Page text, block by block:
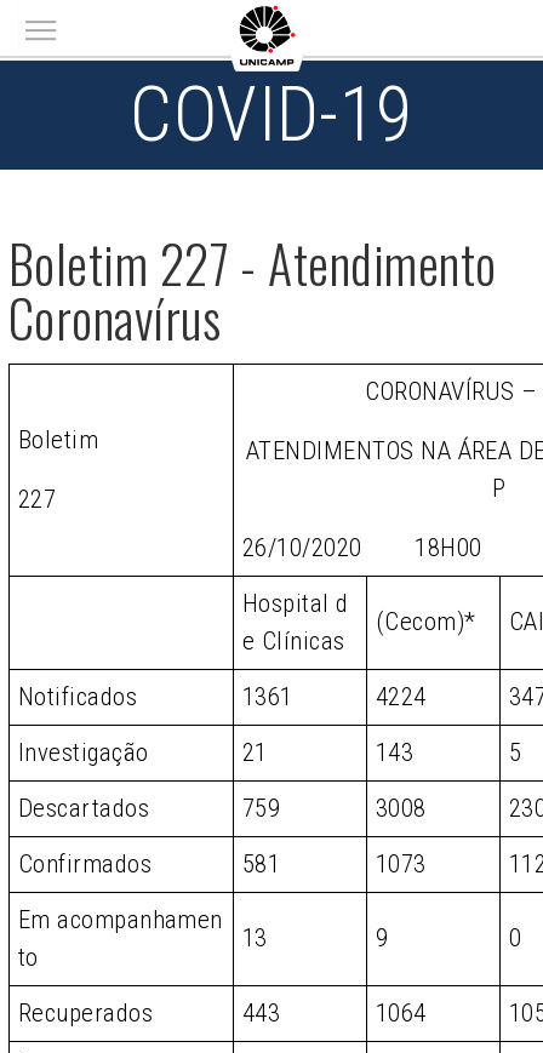
Main menu
COVID-19
Boletim 227 - Atendimento
Coronavírus
Boletim
227
CORONAVÍRUS
ATENDIMENTOS NA ÁREA
P
26/10/2020 18H00
Hospital d
e Clínicas
(Cecom)*
Notificados 1361 4224
Investigação
21 143
5
Descartados
759 3008
Confirmados
581 1073
Em acompanhamen
to
13 9 0
Recuperados 443 1064